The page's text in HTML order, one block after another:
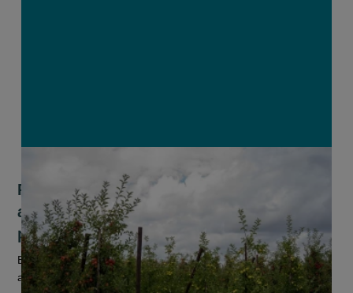
Poolse winterprik doet Vlaamse
appeltelers hopen op goede
prijsvorming
Een hevige winterprik in Polen zou de appeloogst hebben
aangetast. Schattingen spreken van een halvering van de